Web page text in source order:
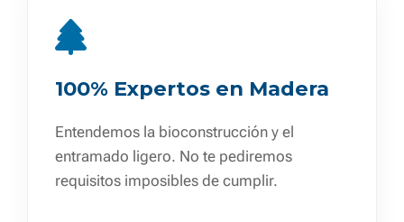
100% Expertos en Madera
Entendemos la bioconstrucción y el
entramado ligero. No te pediremos
requisitos imposibles de cumplir.